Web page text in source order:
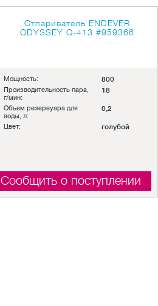
Отпариватель ENDEVER
ODYSSEY Q-413#959366
Мощность: 800
Производительность пара,
г/мин:
18
Объем резервуара для
воды, л:
0,2
Цвет: голубой
Сообщить о поступлении